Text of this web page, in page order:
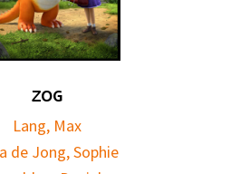
ZOG
Lang, Max
de Jong, Sophie